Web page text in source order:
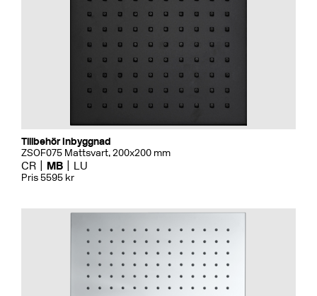
Tillbehör Inbyggnad
ZSOF075 Mattsvart, 200x200 mm
CR MB LU
Pris 5595 kr